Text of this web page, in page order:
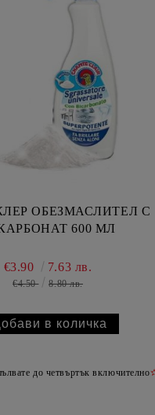
ОБЕЗМАСЛИТЕЛ С
600 МЛ
€3.90 7.63 лв.
€4.50 8.80 лв.
до четвъртък включително